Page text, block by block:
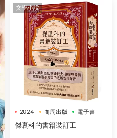
住、沉迷3C、不愛念書都有解
文學小說
2024 商周出版 電子書
傑裏科的書籍裝訂工